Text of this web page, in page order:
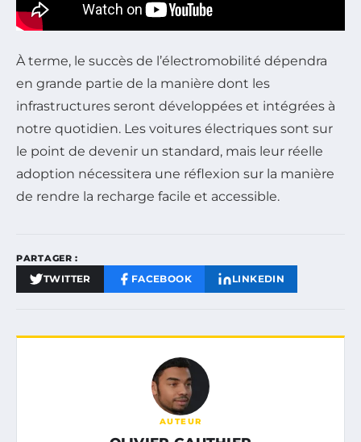
À terme, le succès de l’électromobilité dépendra
en grande partie de la manière dont les
infrastructures seront développées et intégrées à
notre quotidien. Les voitures électriques sont sur
le point de devenir un standard, mais leur réelle
adoption nécessitera une réflexion sur la manière
de rendre la recharge facile et accessible.
PARTAGER :
TWITTER FACEBOOK LINKEDIN
AUTEUR